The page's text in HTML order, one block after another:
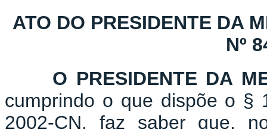
ATO DO PRESIDENTE DA
Nº
O PRESIDENTE DA
cumprindo o que dispõe o §
2002-CN, faz saber que,